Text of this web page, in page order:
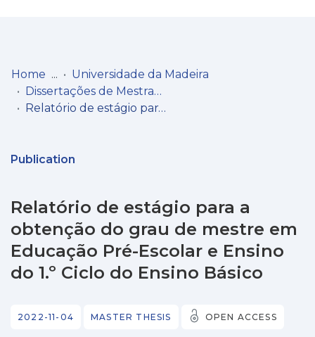
Communities
Statistics
Home
Universidade da Madeira
Dissertações de Mestrado
Relatório de estágio para a obtenção do grau de mestre em Educação Pré-Escolar e Ensino do 1.º Ciclo do Ensino Básico
Publication
Relatório de estágio para a
obtenção do grau de mestre em
Educação Pré-Escolar e Ensino
do 1.º Ciclo do Ensino Básico
2022-11-04 MASTER THESIS OPEN ACCESS